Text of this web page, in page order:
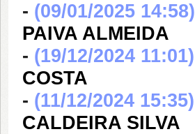
- (09/01/2025 14:58)
PAIVA ALMEIDA
- (19/12/2024 11:01)
COSTA
- (11/12/2024 15:35)
CALDEIRA SILVA